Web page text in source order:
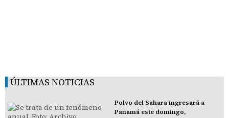
ÚLTIMAS NOTICIAS
Polvo del Sahara ingresará a
Panamá este domingo,